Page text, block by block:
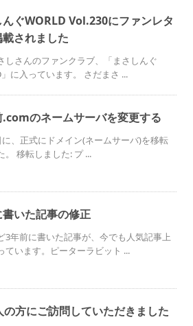
んぐWORLD Vol.230にファンレタ
されました
しさんのファンクラブ、「まさしんぐ
に入っています。 さだまさ ...
.comのネームサーバを変更する
、正式にドメイン(ネームサーバ)を移転
。 移転しました: プ ...
書いた記事の修正
3年前に書いた記事が、今でも人気記事上
ています。ピーターラビット ...
の方にご訪問していただきました